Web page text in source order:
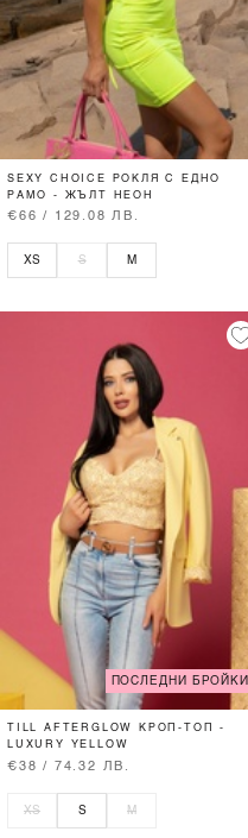
SEXY CHOICE РОКЛЯ С ЕДНО
РАМО - ЖЪЛТ НЕОН
€66 / 129.08 ЛВ.
XS S M
ПОСЛЕДНИ БРОЙКИ
TILL AFTERGLOW КРОП-ТОП -
LUXURY YELLOW
€38 / 74.32 ЛВ.
XS S M